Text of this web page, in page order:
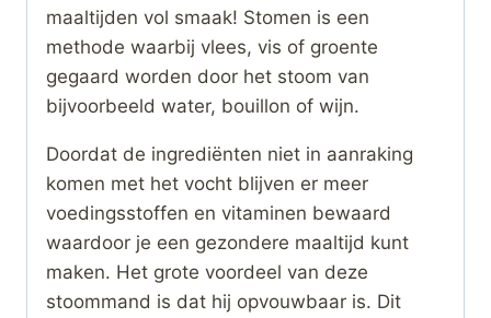
maaltijden vol smaak! Stomen is een
methode waarbij vlees, vis of groente
gegaard worden door het stoom van
bijvoorbeeld water, bouillon of wijn.
Doordat de ingrediënten niet in aanraking
komen met het vocht blijven er meer
voedingsstoffen en vitaminen bewaard
waardoor je een gezondere maaltijd kunt
maken. Het grote voordeel van deze
stoommand is dat hij opvouwbaar is. Dit